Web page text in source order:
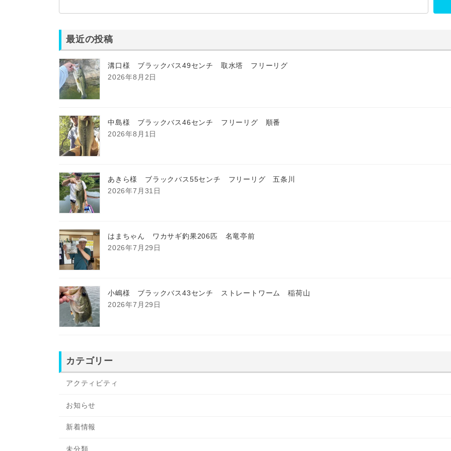
最近の投稿
溝口様 ブラックバス49センチ 取水塔 フリーリグ
2026年8月2日
中島様 ブラックバス46センチ フリーリグ 順番
2026年8月1日
あきら様 ブラックバス55センチ フリーリグ 五条川
2026年7月31日
はまちゃん ワカサギ釣果206匹 名竜亭前
2026年7月29日
小嶋様 ブラックバス43センチ ストレートワーム 稲荷山
2026年7月29日
カテゴリー
アクティビティ
お知らせ
新着情報
未分類